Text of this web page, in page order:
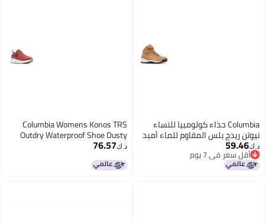
Columbia حذاء كولومبيا للنساء
نيوتن ريدج بلس المقاوم للماء أمبد
إلك داكن الحجر 5
د.ك‏59.46
أقل سعر في 7 يوم
أقل سعر في 7 يوم
Columbia Womens Konos TRS
Outdry Waterproof Shoe Dusty
CrimsonChianti 55
د.ك‏76.57